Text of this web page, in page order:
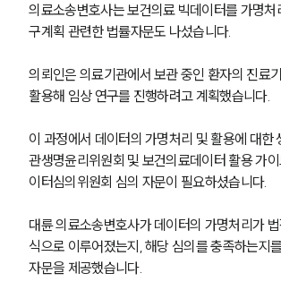
의료소송변호사는 보건의료 빅데이터를 가명처
구계획 관련한 법률자문도 나섰습니다.
의뢰인은 의료기관에서 보관 중인 환자의 진료
활용해 임상 연구를 진행하려고 계획했습니다.
이 과정에서 데이터의 가명처리 및 활용에 대한
관생명윤리위원회 및 보건의료데이터 활용 가
이터심의위원회 심의 자문이 필요하셨습니다.
대륜 의료소송변호사가 데이터의 가명처리가
식으로 이루어졌는지, 해당 심의를 충족하는지
자문을 제공했습니다.